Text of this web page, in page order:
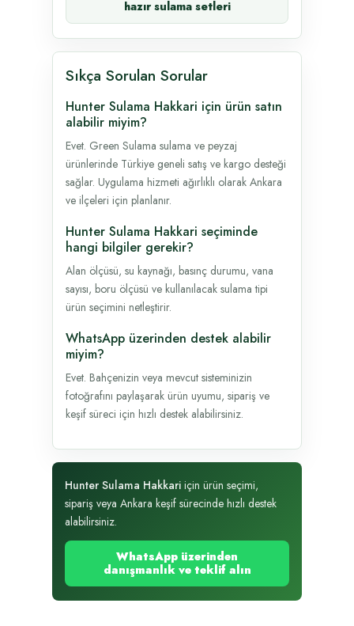
hazır sulama setleri
Sıkça Sorulan Sorular
Hunter Sulama Hakkari için ürün satın
alabilir miyim?
Evet. Green Sulama sulama ve peyzaj
ürünlerinde Türkiye geneli satış ve kargo desteği
sağlar. Uygulama hizmeti ağırlıklı olarak Ankara
ve ilçeleri için planlanır.
Hunter Sulama Hakkari seçiminde
hangi bilgiler gerekir?
Alan ölçüsü, su kaynağı, basınç durumu, vana
sayısı, boru ölçüsü ve kullanılacak sulama tipi
ürün seçimini netleştirir.
WhatsApp üzerinden destek alabilir
miyim?
Evet. Bahçenizin veya mevcut sisteminizin
fotoğrafını paylaşarak ürün uyumu, sipariş ve
keşif süreci için hızlı destek alabilirsiniz.
Hunter Sulama Hakkari için ürün seçimi,
sipariş veya Ankara keşif sürecinde hızlı destek
alabilirsiniz.
WhatsApp üzerinden
danışmanlık ve teklif alın